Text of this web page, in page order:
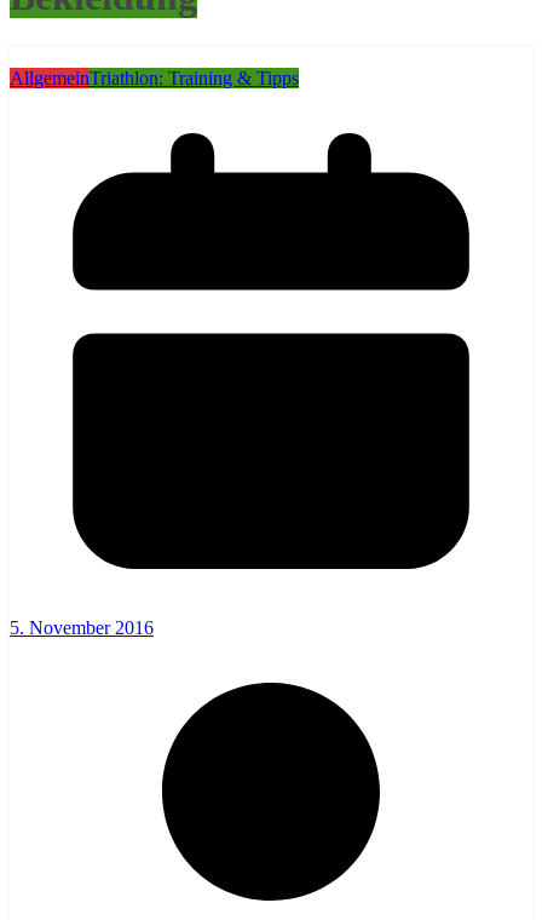
AllgemeinTriathlon: Training & Tipps
5. November 2016